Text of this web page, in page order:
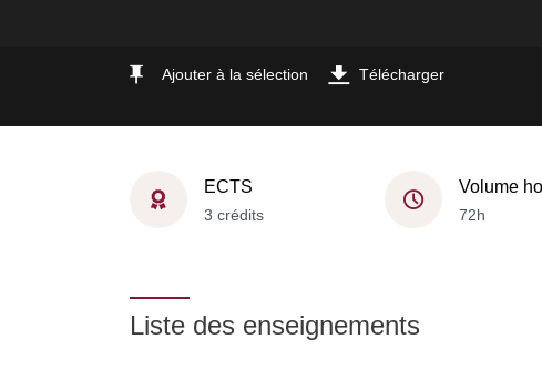
Ajouter à la sélection Télécharger
ECTS
3 crédits
Volume
72h
Liste des enseignements